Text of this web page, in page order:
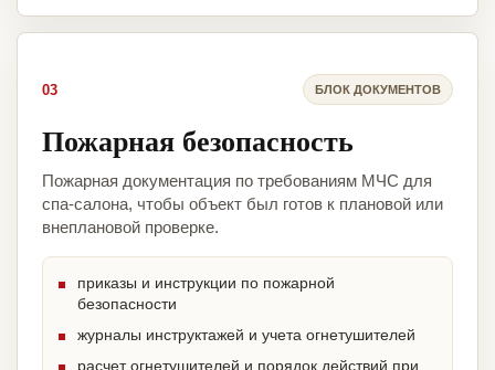
03 БЛОК ДОКУМЕНТОВ
Пожарная безопасность
Пожарная документация по требованиям МЧС для
спа-салона, чтобы объект был готов к плановой или
внеплановой проверке.
приказы и инструкции по пожарной
безопасности
журналы инструктажей и учета огнетушителей
расчет огнетушителей и порядок действий при